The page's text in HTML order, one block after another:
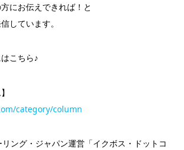
にお伝えできれば！と
しています。
こちら♪
category/column
ング・ジャパン運営「イクボス・ドットコ